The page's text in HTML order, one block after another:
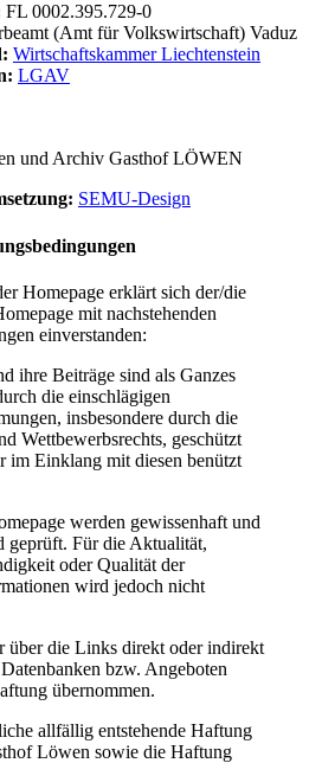
FL 0002.395.729-0
(Amt für Volkswirtschaft) Vaduz
Wirtschaftskammer Liechtenstein
LGAV
und Archiv Gasthof LÖWEN
SEMU-Design
Homepage erklärt sich der/die
mit nachstehenden
einverstanden:
ihre Beiträge sind als Ganzes
die einschlägigen
insbesondere durch die
Wettbewerbsrechts, geschützt
im Einklang mit diesen benützt
werden gewissenhaft und
geprüft. Für die Aktualität,
oder Qualität der
wird jedoch nicht
über die Links direkt oder indirekt
bzw. Angeboten
übernommen.
allfällig entstehende Haftung
Löwen sowie die Haftung